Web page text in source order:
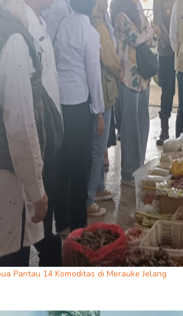
Pantau 14 Komoditas di Merauke Jelang